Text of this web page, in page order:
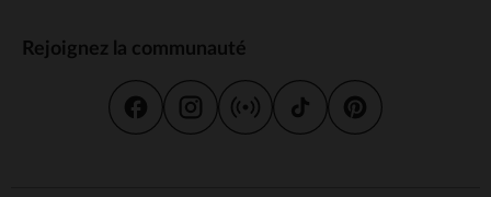
Rejoignez la communauté